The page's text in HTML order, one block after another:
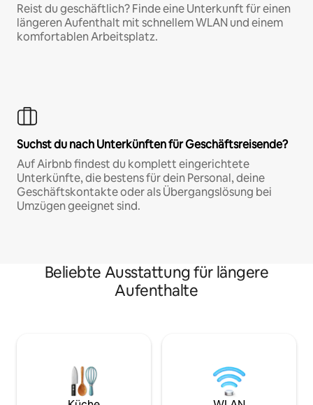
Reist du geschäftlich? Finde eine Unterkunft für einen
längeren Aufenthalt mit schnellem WLAN und einem
komfortablen Arbeitsplatz.
Suchst du nach Unterkünften für Geschäftsreisende?
Auf Airbnb findest du komplett eingerichtete
Unterkünfte, die bestens für dein Personal, deine
Geschäftskontakte oder als Übergangslösung bei
Umzügen geeignet sind.
Beliebte Ausstattung für längere
Aufenthalte